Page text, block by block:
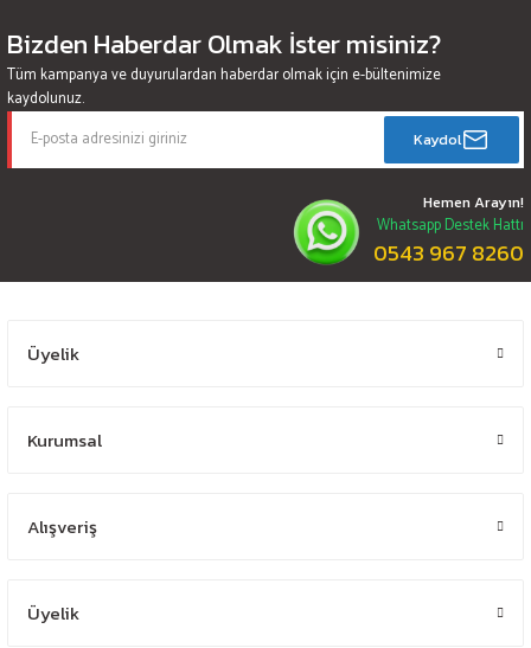
Bizden Haberdar Olmak İster misiniz?
Tüm kampanya ve duyurulardan haberdar olmak için e-bültenimize
kaydolunuz.
Kaydol
Hemen Arayın!
Whatsapp Destek Hattı
0543 967 8260
Üyelik
Kurumsal
Alışveriş
Üyelik